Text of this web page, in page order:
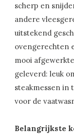
scherp en
andere
uitstekend
ovengerechten
mooi
geleverd: leuk
steakmessen in
voor de
Belangrijkste